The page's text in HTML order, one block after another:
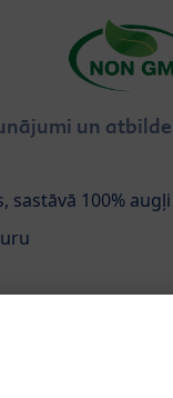
un
sastāvā 100% augļi